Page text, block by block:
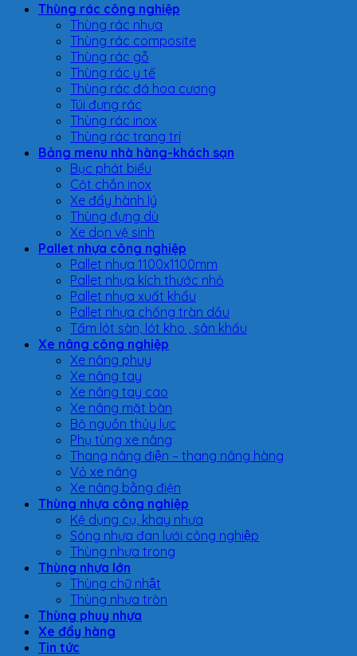
Thùng rác công nghiệp
Thùng rác nhựa
Thùng rác composite
Thùng rác gỗ
Thùng rác y tế
Thùng rác đá hoa cương
Túi đựng rác
Thùng rác inox
Thùng rác trang trí
Bảng menu nhà hàng-khách sạn
Bục phát biểu
Cột chắn inox
Xe đẩy hành lý
Thùng đựng dù
Xe dọn vệ sinh
Pallet nhựa công nghiệp
Pallet nhựa 1100x1100mm
Pallet nhựa kích thước nhỏ
Pallet nhựa xuất khẩu
Pallet nhựa chống tràn dầu
Tấm lót sàn, lót kho , sân khấu
Xe nâng công nghiệp
Xe nâng phuy
Xe nâng tay
Xe nâng tay cao
Xe nâng mặt bàn
Bộ nguồn thủy lực
Phụ tùng xe nâng
Thang nâng điện – thang nâng hàng
Vỏ xe nâng
Xe nâng bằng điện
Thùng nhựa công nghiệp
Kệ dụng cụ, khay nhựa
Sóng nhựa đan lưới công nghiệp
Thùng nhựa trong
Thùng nhựa lớn
Thùng chữ nhật
Thùng nhựa tròn
Thùng phuy nhựa
Xe đẩy hàng
Tin tức